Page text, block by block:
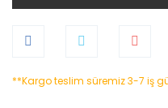
**Kargo teslim süremiz 3-7 iş